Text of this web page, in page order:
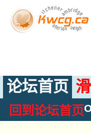
论坛首页
回到论坛首页